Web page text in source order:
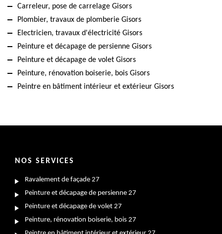
Carreleur, pose de carrelage Gisors
Plombier, travaux de plomberie Gisors
Electricien, travaux d'électricité Gisors
Peinture et décapage de persienne Gisors
Peinture et décapage de volet Gisors
Peinture, rénovation boiserie, bois Gisors
Peintre en bâtiment intérieur et extérieur Gisors
NOS SERVICES
Ravalement de façade 27
Peinture et décapage de persienne 27
Peinture et décapage de volet 27
Peinture, rénovation boiserie, bois 27